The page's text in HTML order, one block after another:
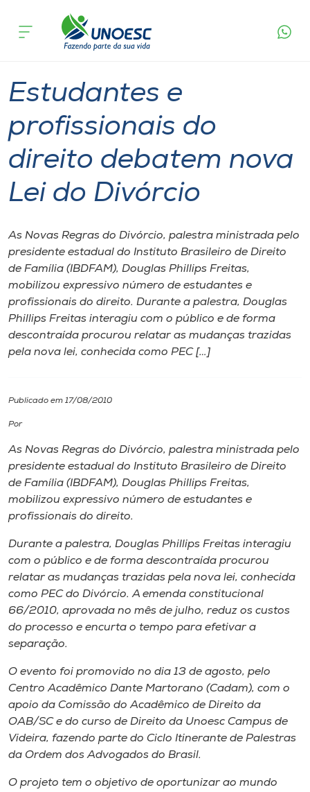
Cursos
Atendimento ao Estudante
Portal de Ensino
A
Unoesc
Internacionalização
I.nova
Cultura
CPA
Biblioteca
Editora
Rádio
Museu
Unoesc
Store
Selecione
acontece
Estudantes e
profissionais do
direito debatem nova
Lei do Divórcio
As Novas Regras do Divórcio, palestra ministrada pelo
presidente estadual do Instituto Brasileiro de Direito
de Família (IBDFAM), Douglas Phillips Freitas,
mobilizou expressivo número de estudantes e
profissionais do direito. Durante a palestra, Douglas
Phillips Freitas interagiu com o público e de forma
descontraída procurou relatar as mudanças trazidas
pela nova lei, conhecida como PEC […]
Publicado em 17/08/2010
Por
As Novas Regras do Divórcio, palestra ministrada pelo
presidente estadual do Instituto Brasileiro de Direito
de Família (IBDFAM), Douglas Phillips Freitas,
mobilizou expressivo número de estudantes e
profissionais do direito.
Durante a palestra, Douglas Phillips Freitas interagiu
com o público e de forma descontraída procurou
relatar as mudanças trazidas pela nova lei, conhecida
como PEC do Divórcio. A emenda constitucional
66/2010, aprovada no mês de julho, reduz os custos
do processo e encurta o tempo para efetivar a
separação.
O evento foi promovido no dia 13 de agosto, pelo
Centro Acadêmico Dante Martorano (Cadam), com o
apoio da Comissão do Acadêmico de Direito da
OAB/SC e do curso de Direito da Unoesc Campus de
Videira, fazendo parte do Ciclo Itinerante de Palestras
da Ordem dos Advogados do Brasil.
O projeto tem o objetivo de oportunizar ao mundo